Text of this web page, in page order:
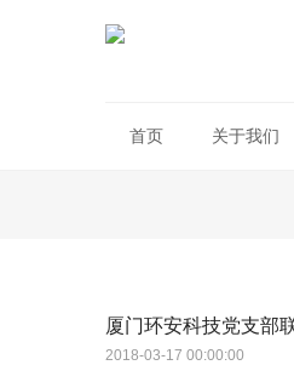
首页 关于我们
厦门环安科技党支部
2018-03-17 00:00:00